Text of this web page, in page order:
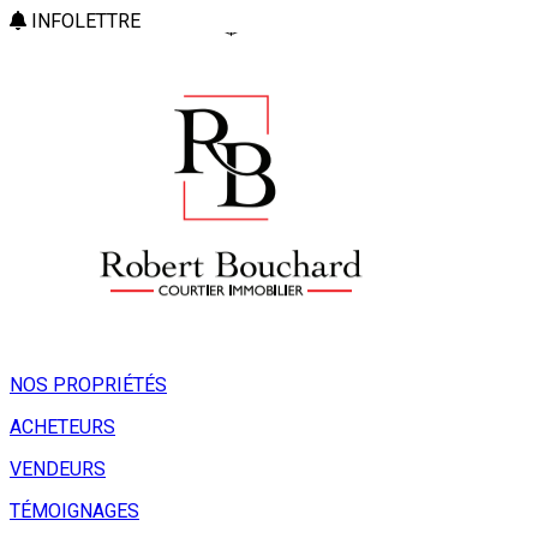
INFOLETTRE
NOS PROPRIÉTÉS
ACHETEURS
VENDEURS
TÉMOIGNAGES